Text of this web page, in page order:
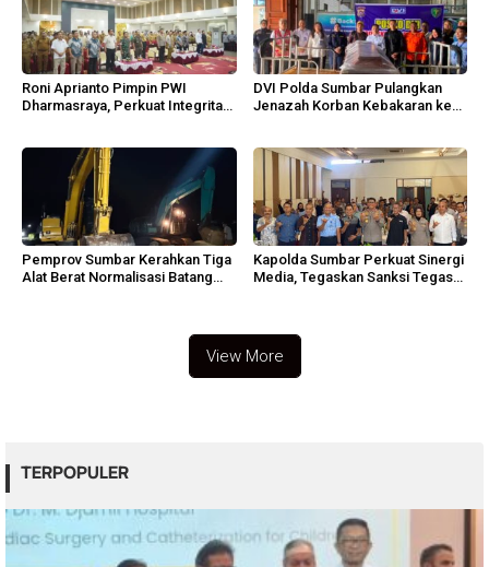
Roni Aprianto Pimpin PWI
Dharmasraya, Perkuat Integritas
DVI Polda Sumbar Pulangkan
Jenazah Korban Kebakaran ke
Pemprov Sumbar Kerahkan Tiga
Alat Berat Normalisasi Batang
Kapolda Sumbar Perkuat Sinergi
Media, Tegaskan Sanksi Tegas
View More
TERPOPULER